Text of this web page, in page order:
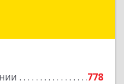
778
г, Урочская